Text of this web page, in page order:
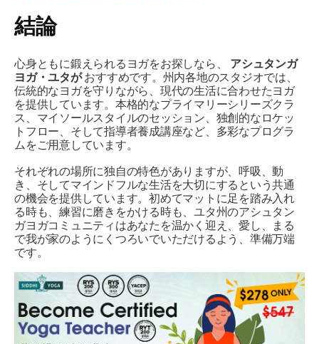
結論
心身ともに鍛えられるヨガをお探しなら、 アシュタンガ
ヨガ・ユタがおすすめです。州内各地のスタジオでは、
伝統的なヨガを守りながら、現代の生活に合わせたヨガ
を提供しています。本格的なプライマリーシリーズクラ
ス、マイソールスタイルのセッション、独創的なロケッ
トフロー、そして指導者養成講座など、多彩なプログラ
ムをご用意しています。
それぞれの場所に独自の特色がありますが、呼吸、動
き、そしてマインドフルな生活を大切にするという共通
の機会を提供しています。初めてマットに足を踏み入れ
る時も、練習に磨きをかける時も、ユタ州のアシュタン
ガヨガコミュニティはあなたを温かく迎え、愛し、まる
で我が家のようにくつろいでいただけるよう、準備万端
です。